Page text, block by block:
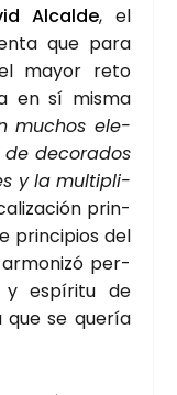
Alcal­de, el
que para
mayor reto
en sí mis­ma
muchos ele­
deco­ra­dos
y la mul­ti­pli­
prin­
prin­ci­pios del
armo­ni­zó per­
y espí­ri­tu de
se que­ría